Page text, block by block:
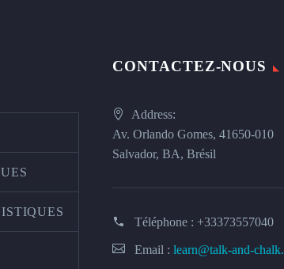
CONTACTEZ-NOUS
Address:
Av. Orlando Gomes, 41650-010
Salvador, BA, Brésil
Téléphone : +33373557040
Email : learn@talk-and-